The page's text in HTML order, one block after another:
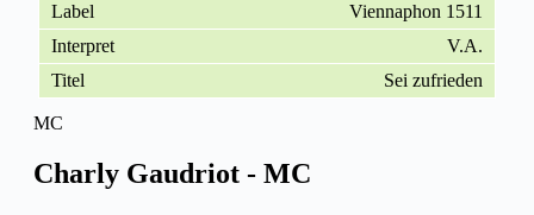
Viennaphon 1511
V.A.
Sei zufrieden
MC
Charly Gaudriot - MC